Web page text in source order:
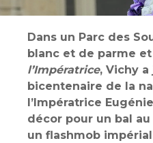
Dans un Parc des
blanc et de parme
l’Impératrice, Vichy
bicentenaire de la
l’Impératrice
décor pour un bal
un flashmob